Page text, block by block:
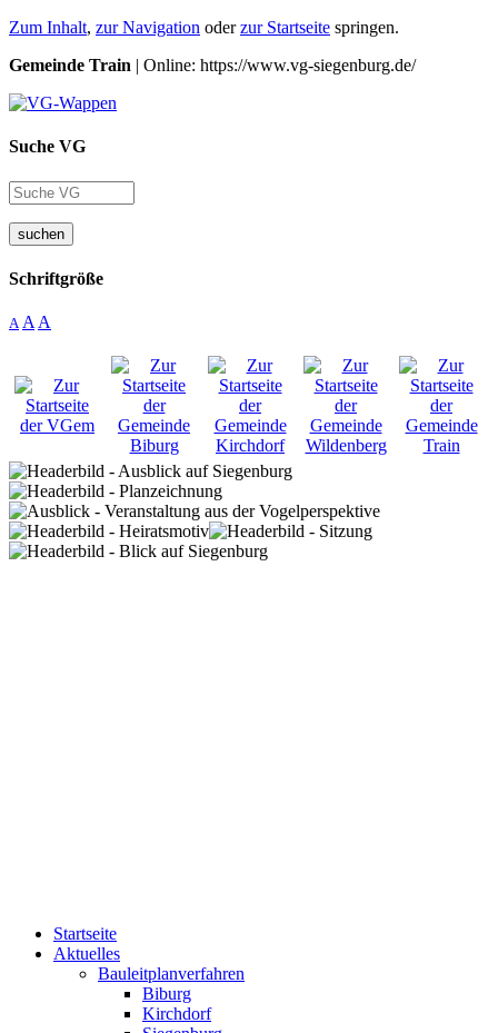
Zum Inhalt, zur Navigation oderzur Startseite springen.
Gemeinde Train | Online: https://www.vg-siegenburg.de/
Suche VG
suchen
Schriftgröße
A A A
Startseite
Aktuelles
Bauleitplanverfahren
Biburg
Kirchdorf